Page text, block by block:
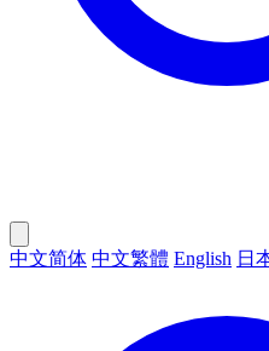
中文简体 中文繁體 English 日